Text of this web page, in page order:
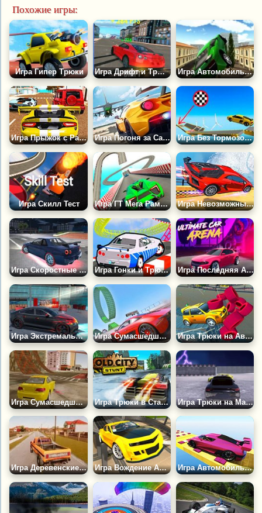
Похожие игры:
Игра Гипер Трюки Игра Дрифт и Трюки на Ниссан ГТ-Р Игра Автомобильные Трюки 3Д
Игра Прыжок с Рампы на Тачке Игра Погоня за Самолетом Игра Без Тормозов: Гонки в Небе
Игра Скилл Тест Игра ГТ Мега Рамп: Автомобильные Трюки Игра Невозможные Трюки на Мега Рампе
Игра Скоростные Гонки 3Д Игра Гонки и Трюки в Небе: ГТА Игра Последняя Автомобильная Арена
Игра Экстремальный Суперкар: Трюковая Езда Игра Сумасшедшие Автомобильные Трюки в Бионическом Мире Игра Трюки на Автомобиле в Майами
Игра Сумасшедшие Авто Трюки Игра Трюки в Старом Городе Игра Трюки на Машине в Мире Гроз
Игра Деревенские Автомобильные Трюки Игра Вождение Автомобилей и Выполнение Трюков Игра Автомобильные Трюки на Мега Рампе